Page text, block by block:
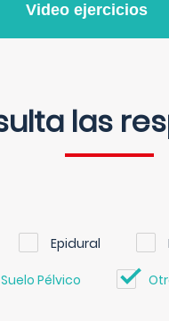
Video ejercicios
las
Epidural
Suelo Pélvico